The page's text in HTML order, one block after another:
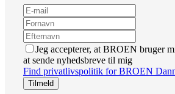
Jeg accepterer, at BROEN bruger
at sende nyhedsbreve til mig
Find privatlivspolitik for BROEN